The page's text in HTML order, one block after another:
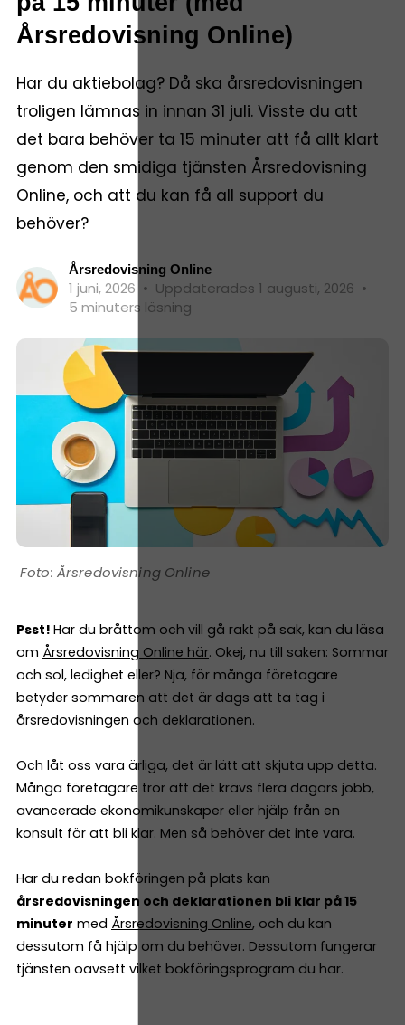
Årsredovisning Online)
Har du aktiebolag? Då ska årsredovisningen
troligen lämnas in innan 31 juli. Visste du att
det bara behöver ta 15 minuter att få allt klart
genom den smidiga tjänsten Årsredovisning
Online, och att du kan få all support du
behöver?
Årsredovisning Online
1 juni, 2026 • Uppdaterades 1 augusti, 2026 •
5 minuters läsning
Årsredovisning Online
Psst! Har du bråttom och vill gå rakt på sak, kan du läsa
om Årsredovisning Online här. Okej, nu till saken: Sommar
och sol, ledighet eller? Nja, för många företagare
betyder sommaren att det är dags att ta tag i
årsredovisningen och deklarationen.
Och låt oss vara ärliga, det är lätt att skjuta upp detta.
Många företagare tror att det krävs flera dagars jobb,
avancerade ekonomikunskaper eller hjälp från en
konsult för att bli klar. Men så behöver det inte vara.
Har du redan bokföringen på plats kan
årsredovisningen och deklarationen bli klar på 15
minuter med Årsredovisning Online, och du kan
dessutom få hjälp om du behöver. Dessutom fungerar
tjänsten oavsett vilket bokföringsprogram du har.